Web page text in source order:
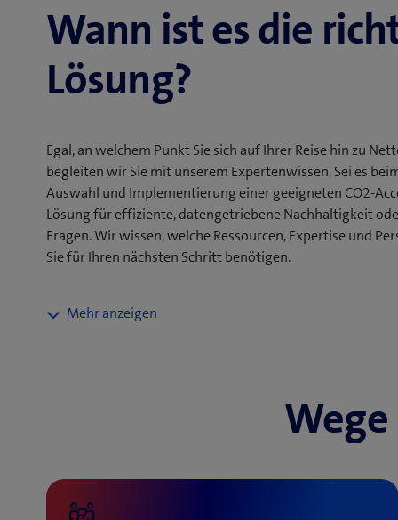
Mit einem automatisierten CO2- und ESG-Reporting
Lieferkette und erfüllen strenge Regulatorien,
Datentransparenz und stellen die Verfügbarkeit der
Vertrauen, verbessert die Reputation, sorgt für ein
Wann ist es die
Lösung?
Egal, an welchem Punkt Sie sich auf Ihrer Reise hin zu
begleiten wir Sie mit unserem Expertenwissen. Sei es
Auswahl und Implementierung einer geeigneten CO2-
Lösung für effiziente, datengetriebene Nachhaltigkeit
Fragen. Wir wissen, welche Ressourcen, Expertise und
Sie für Ihren nächsten Schritt benötigen.
Transparenz, reduzieren Sie Komplexität und
CO2-Emissionen effektiv zu senken. Damit können